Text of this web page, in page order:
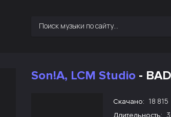
Son!A, LCM Studio -
Скачано: 18 815
Длительность: